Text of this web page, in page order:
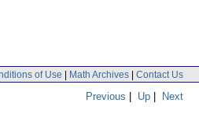
of Use | Math Archives | Contact Us
Previous | Up | Next